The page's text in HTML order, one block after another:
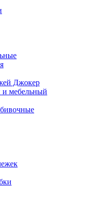
Джокер
и мебельный